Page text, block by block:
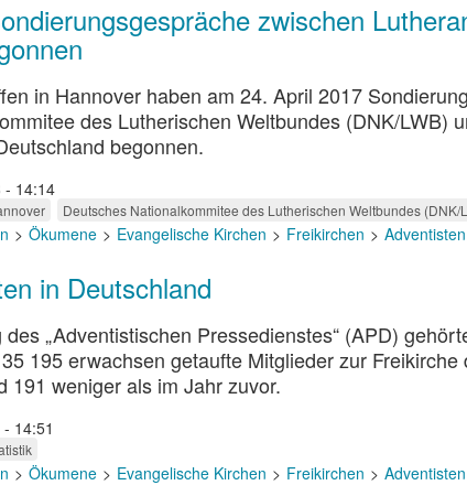
zwischen
in Hannover haben am 24. April 2017
des Lutherischen Weltbundes (DNK/LWB)
begonnen.
- 14:14
Deutsches Nationalkommitee des Lutherischen Weltbundes (DNK/
Ökumene Evangelische Kirchen Freikirchen Adventisten
in Deutschland
„Adventistischen Pressedienstes“ (APD)
195 erwachsen getaufte Mitglieder zur Freikirche
191 weniger als im Jahr zuvor.
14:51
Ökumene Evangelische Kirchen Freikirchen Adventisten